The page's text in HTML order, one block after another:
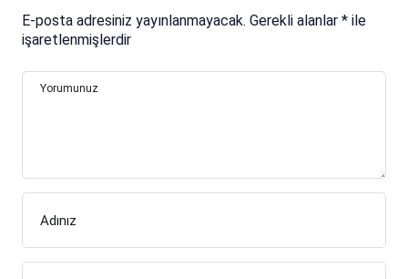
E-posta adresiniz yayınlanmayacak. Gerekli alanlar * ile
işaretlenmişlerdir
Yorumunuz
Adınız